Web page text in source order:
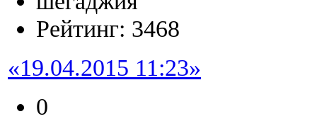
Рейтинг: 3468
«19.04.2015 11:23»
0